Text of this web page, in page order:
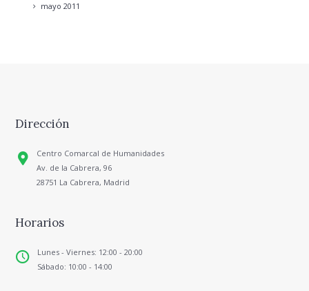
mayo 2011
Dirección
Centro Comarcal de Humanidades
Av. de la Cabrera, 96
28751 La Cabrera, Madrid
Horarios
Lunes - Viernes: 12:00 - 20:00
Sábado: 10:00 - 14:00